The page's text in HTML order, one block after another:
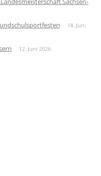
18. Juni
12. Juni 2026